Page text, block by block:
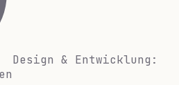
Design & Entwicklung: